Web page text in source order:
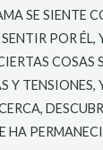
SE SIENTE
POR ÉL,
COSAS
Y TENSIONES,
HA